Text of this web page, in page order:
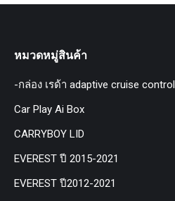
หมวดหมู่สินค้า
-กล่อง เรด้า adaptive cruise control
Car Play Ai Box
CARRYBOY LID
EVEREST ปี 2015-2021
EVEREST ปี2012-2021